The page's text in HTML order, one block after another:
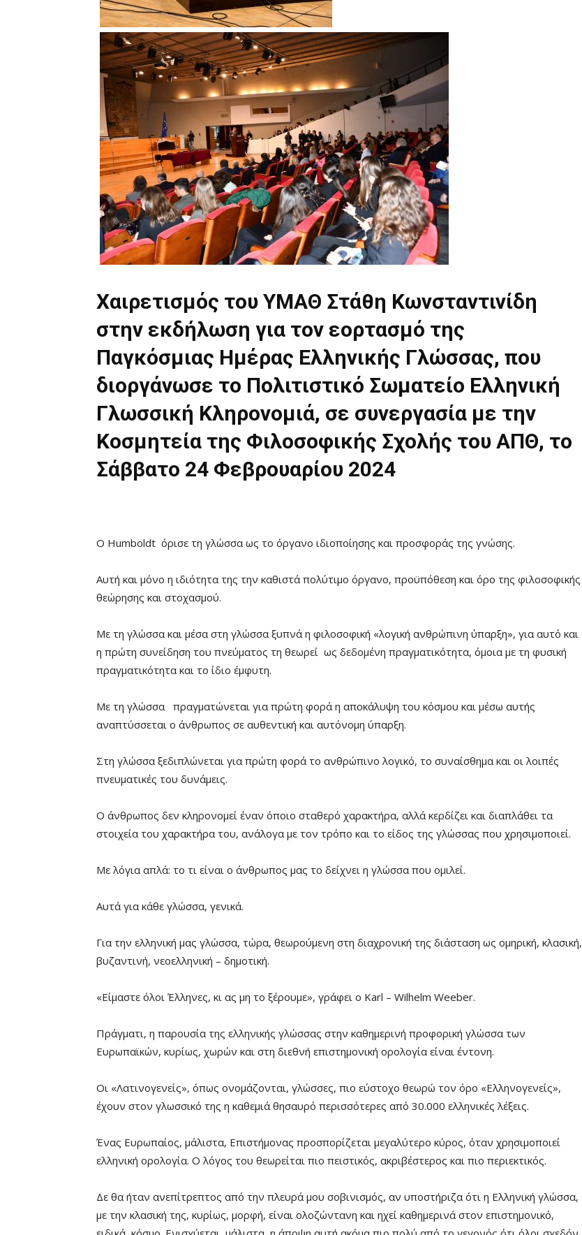
Χαιρετισμός του ΥΜΑΘ Στάθη Κωνσταντινίδη
στην εκδήλωση για τον εορτασμό της
Παγκόσμιας Ημέρας Ελληνικής Γλώσσας, που
διοργάνωσε το Πολιτιστικό Σωματείο Ελληνική
Γλωσσική Κληρονομιά, σε συνεργασία με την
Κοσμητεία της Φιλοσοφικής Σχολής του ΑΠΘ, το
Σάββατο 24 Φεβρουαρίου 2024
Ο Humboldt όρισε τη γλώσσα ως το όργανο ιδιοποίησης και προσφοράς της γνώσης.
Αυτή και μόνο η ιδιότητα της την καθιστά πολύτιμο όργανο, προϋπόθεση και όρο της φιλοσοφικής
θεώρησης και στοχασμού.
Με τη γλώσσα και μέσα στη γλώσσα ξυπνά η φιλοσοφική «λογική ανθρώπινη ύπαρξη», για αυτό και
η πρώτη συνείδηση του πνεύματος τη θεωρεί ως δεδομένη πραγματικότητα, όμοια με τη φυσική
πραγματικότητα και το ίδιο έμφυτη.
Με τη γλώσσα πραγματώνεται για πρώτη φορά η αποκάλυψη του κόσμου και μέσω αυτής
αναπτύσσεται ο άνθρωπος σε αυθεντική και αυτόνομη ύπαρξη.
Στη γλώσσα ξεδιπλώνεται για πρώτη φορά το ανθρώπινο λογικό, το συναίσθημα και οι λοιπές
πνευματικές του δυνάμεις.
Ο άνθρωπος δεν κληρονομεί έναν όποιο σταθερό χαρακτήρα, αλλά κερδίζει και διαπλάθει τα
στοιχεία του χαρακτήρα του, ανάλογα με τον τρόπο και το είδος της γλώσσας που χρησιμοποιεί.
Με λόγια απλά: το τι είναι ο άνθρωπος μας το δείχνει η γλώσσα που ομιλεί.
Αυτά για κάθε γλώσσα, γενικά.
Για την ελληνική μας γλώσσα, τώρα, θεωρούμενη στη διαχρονική της διάσταση ως ομηρική, κλασική,
βυζαντινή, νεοελληνική – δημοτική.
«Είμαστε όλοι Έλληνες, κι ας μη το ξέρουμε», γράφει ο Karl – Wilhelm Weeber.
Πράγματι, η παρουσία της ελληνικής γλώσσας στην καθημερινή προφορική γλώσσα των
Ευρωπαϊκών, κυρίως, χωρών και στη διεθνή επιστημονική ορολογία είναι έντονη.
Οι «Λατινογενείς», όπως ονομάζονται, γλώσσες, πιο εύστοχο θεωρώ τον όρο «Ελληνογενείς»,
έχουν στον γλωσσικό της η καθεμιά θησαυρό περισσότερες από 30.000 ελληνικές λέξεις.
Ένας Ευρωπαίος, μάλιστα, Επιστήμονας προσπορίζεται μεγαλύτερο κύρος, όταν χρησιμοποιεί
ελληνική ορολογία. Ο λόγος του θεωρείται πιο πειστικός, ακριβέστερος και πιο περιεκτικός.
Δε θα ήταν ανεπίτρεπτος από την πλευρά μου σοβινισμός, αν υποστήριζα ότι η Ελληνική γλώσσα,
με την κλασική της, κυρίως, μορφή, είναι ολοζώντανη και ηχεί καθημερινά στον επιστημονικό,